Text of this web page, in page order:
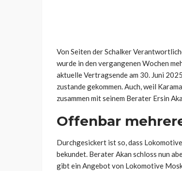
Von Seiten der Schalker
wurde in den vergangenen Wochen
aktuelle Vertragsende am 30. Juni
zustande gekommen. Auch, weil
zusammen mit seinem Berater Ersin
Offenbar
Durchgesickert ist so, dass
bekundet. Berater Akan schloss nun
gibt ein Angebot von Lokomotive